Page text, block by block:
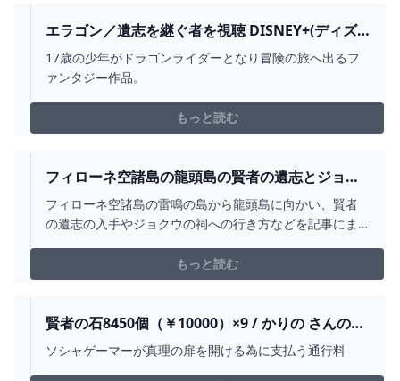
エラゴン／遺志を継ぐ者を視聴 DISNEY+(ディズ
ニープラス)
17歳の少年がドラゴンライダーとなり冒険の旅へ出るフ
ァンタジー作品。
もっと読む
フィローネ空諸島の龍頭島の賢者の遺志とジョク
ウの祠【ティアキン攻略】 とあるゲームブログの
軌跡
フィローネ空諸島の雷鳴の島から龍頭島に向かい、賢者
の遺志の入手やジョクウの祠への行き方などを記事にま
ジ「ワッカ遺跡の秘密」をクリアしていないと雲が晴れ
ておらず、特に雷鳴の島は見え辛くて
もっと読む
賢者の石8450個（￥10000）×9 / かりの さんのイ
ラスト
ソシャゲーマーが真理の扉を開ける為に支払う通行料